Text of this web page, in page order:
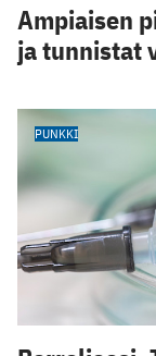
Ampiaisen
ja tunnistat
PUNKKI